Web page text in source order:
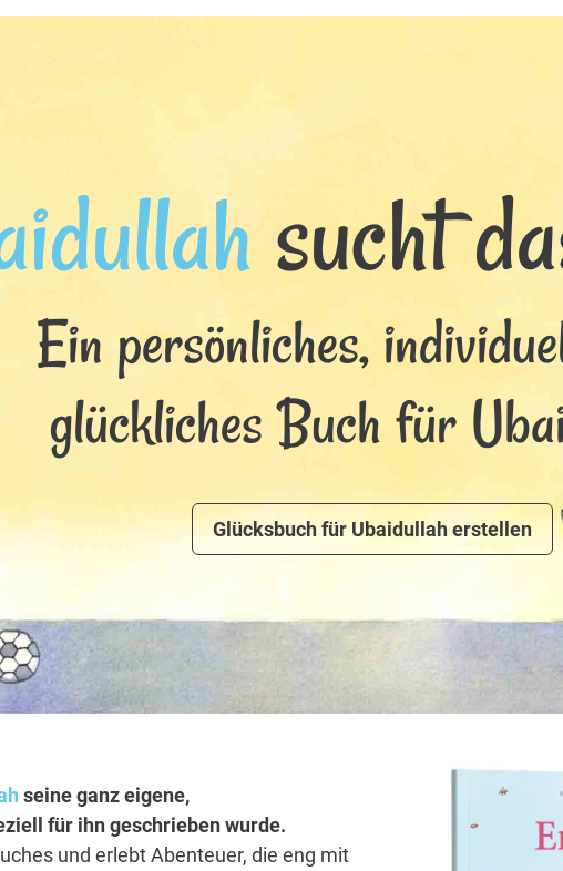
sucht
Ein persönliches,
glückliches Buch für
Glücksbuch für Ubaidullah erstellen
seine ganz eigene,
für ihn geschrieben wurde.
und erlebt Abenteuer, die eng mit